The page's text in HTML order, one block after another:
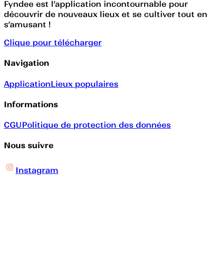
Fyndee est l’application incontournable pour
découvrir de nouveaux lieux et se cultiver tout en
s’amusant !
Clique pour télécharger
Navigation
ApplicationLieux populaires
Informations
CGUPolitique de protection des données
Nous suivre
Instagram